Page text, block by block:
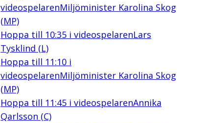
videospelarenMiljöminister Karolina Skog
(MP)
Hoppa till 10:35i videospelarenLars
Tysklind (L)
Hoppa till 11:10i
videospelarenMiljöminister Karolina Skog
(MP)
Hoppa till 11:45i videospelarenAnnika
Qarlsson (C)